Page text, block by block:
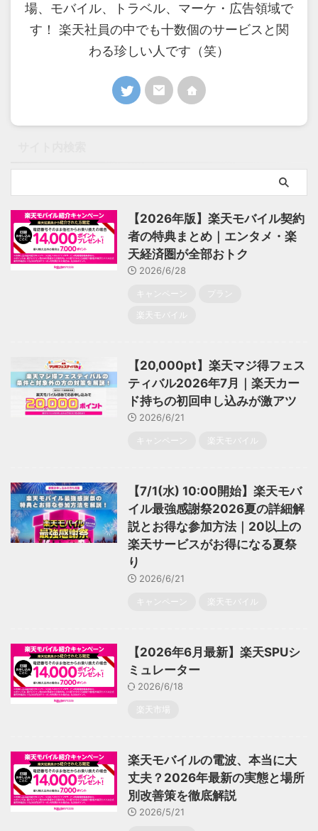
場、モバイル、トラベル、マーケ・広告領域で
す！ 楽天社員の中でも十数個のサービスと関
わる珍しい人です（笑）
【2026年版】楽天モバイル契約
者の特典まとめ｜エンタメ・楽
天経済圏が全部おトク
2026/6/28
キャンペーン
プラン
楽天モバイル
【20,000pt】楽天マジ得フェス
ティバル2026年7月｜楽天カー
ド持ちの初回申し込みが激アツ
2026/6/21
キャンペーン 楽天モバイル
【7/1(水) 10:00開始】楽天モバ
イル最強感謝祭2026夏の詳細解
説とお得な参加方法｜20以上の
楽天サービスがお得になる夏祭
り
2026/6/21
キャンペーン 楽天モバイル
【2026年6月最新】楽天SPUシ
ミュレーター
2026/6/18
楽天市場
楽天モバイルの電波、本当に大
丈夫？2026年最新の実態と場所
別改善策を徹底解説
2026/5/21